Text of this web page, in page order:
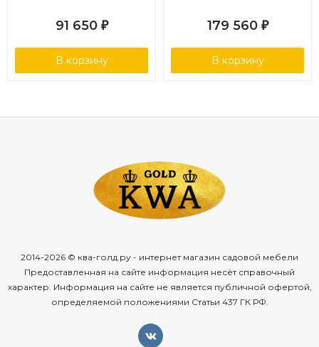
91 650 ₽
В корзину
179 560 ₽
В корзину
2014-2026 © ква-голд.ру - интернет магазин садовой мебели
Предоставленная на сайте информация несёт справочный
характер. Информация на сайте не является публичной офертой,
определяемой положениями Статьи 437 ГК РФ.